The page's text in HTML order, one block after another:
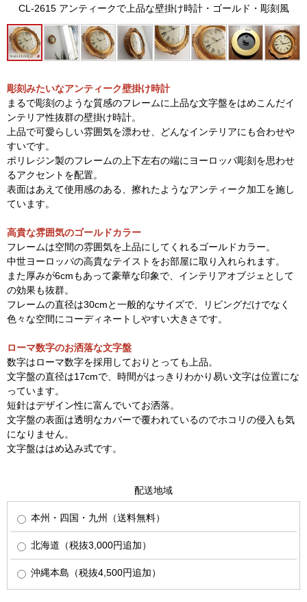
CL-2615 アンティークで上品な壁掛け時計・ゴールド・彫刻風
彫刻みたいなアンティーク壁掛け時計
まるで彫刻のような質感のフレームに上品な文字盤をはめこんだイ
ンテリア性抜群の壁掛け時計。
上品で可愛らしい雰囲気を漂わせ、どんなインテリアにも合わせや
すいです。
ポリレジン製のフレームの上下左右の端にヨーロッパ彫刻を思わせ
るアクセントを配置。
表面はあえて使用感のある、擦れたようなアンティーク加工を施し
ています。
高貴な雰囲気のゴールドカラー
フレームは空間の雰囲気を上品にしてくれるゴールドカラー。
中世ヨーロッパの高貴なテイストをお部屋に取り入れられます。
また厚みが6cmもあって豪華な印象で、インテリアオブジェとして
の効果も抜群。
フレームの直径は30cmと一般的なサイズで、リビングだけでなく
色々な空間にコーディネートしやすい大きさです。
ローマ数字のお洒落な文字盤
数字はローマ数字を採用しておりとっても上品。
文字盤の直径は17cmで、時間がはっきりわかり易い文字は位置にな
っています。
短針はデザイン性に富んでいてお洒落。
文字盤の表面は透明なカバーで覆われているのでホコリの侵入も気
になりません。
文字盤ははめ込み式です。
配送地域
本州・四国・九州（送料無料）
北海道（税抜3,000円追加）
沖縄本島（税抜4,500円追加）